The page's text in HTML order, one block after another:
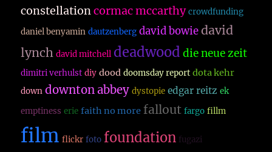
constellationcormac mccarthy crowdfunding
daniel benyamin dautzenberg david bowie david
lynch david mitchell deadwood die neue zeit
dimitri verhulst diy dood doomsday report dota kehr
down downton abbey dystopie edgar reitz ek
emptiness erie faith no more fallout fargo fillm
film flickr foto foundation fugazi